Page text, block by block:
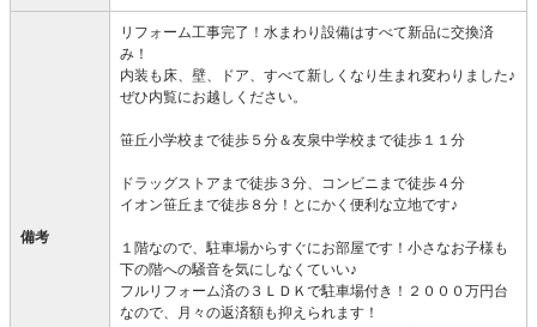
備考
リフォーム工事完了！水まわり設備はすべて新品に交換済
み！
内装も床、壁、ドア、すべて新しくなり生まれ変わりました♪
ぜひ内覧にお越しください。
笹丘小学校まで徒歩５分＆友泉中学校まで徒歩１１分
ドラッグストアまで徒歩３分、コンビニまで徒歩４分
イオン笹丘まで徒歩８分！とにかく便利な立地です♪
１階なので、駐車場からすぐにお部屋です！小さなお子様も
下の階への騒音を気にしなくていい♪
フルリフォーム済の３ＬＤＫで駐車場付き！２０００万円台
なので、月々の返済額も抑えられます！